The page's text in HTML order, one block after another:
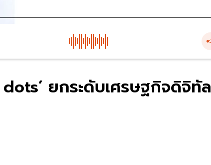
ยกระดับเศรษฐกิจดิจิทัล